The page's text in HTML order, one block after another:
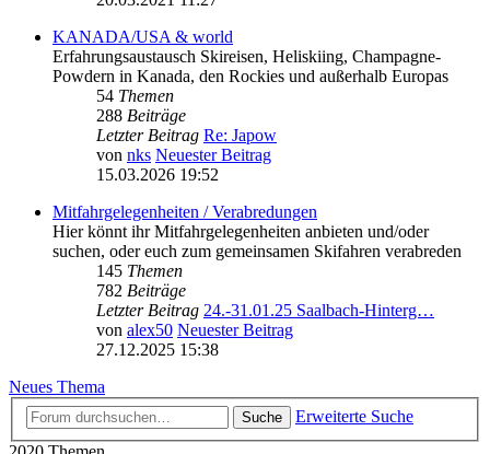
KANADA/USA & world
Erfahrungsaustausch Skireisen, Heliskiing, Champagne-
Powdern in Kanada, den Rockies und außerhalb Europas
54 Themen
288 Beiträge
Letzter Beitrag Re: Japow
von nks Neuester Beitrag
15.03.2026 19:52
Mitfahrgelegenheiten / Verabredungen
Hier könnt ihr Mitfahrgelegenheiten anbieten und/oder
suchen, oder euch zum gemeinsamen Skifahren verabreden
145 Themen
782 Beiträge
Letzter Beitrag 24.-31.01.25 Saalbach-Hinterg…
von alex50 Neuester Beitrag
27.12.2025 15:38
Neues Thema
Suche
Erweiterte Suche